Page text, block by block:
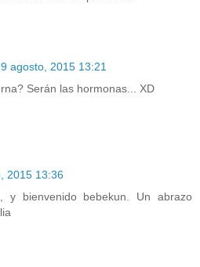
agosto, 2015 13:21
Serán las hormonas... XD
2015 13:36
y bienvenido bebekun. Un abrazo